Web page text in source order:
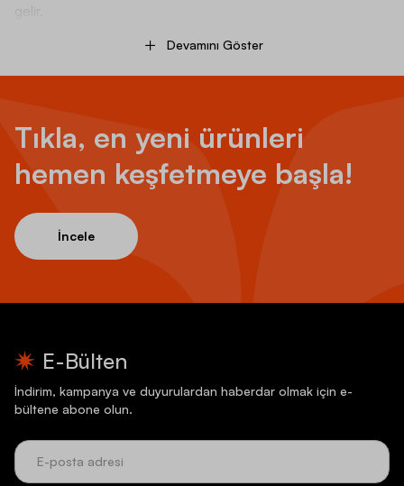
gelir.
Devamını Göster
Tıkla, en yeni ürünleri
hemen keşfetmeye başla!
İncele
E-Bülten
İndirim, kampanya ve duyurulardan haberdar olmak için e-
bültene abone olun.